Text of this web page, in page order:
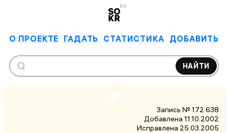
6.0
О ПРОЕКТЕ ГАДАТЬ СТАТИСТИКА ДОБАВИТЬ
НАЙТИ
Запись № 172 638
Добавлена 11.10.2002
Исправлена 25.03.2005